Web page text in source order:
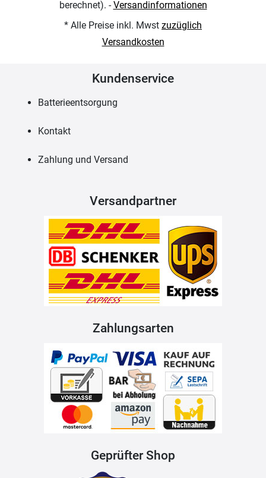
berechnet). -Versandinformationen
* Alle Preise inkl. Mwst zuzüglich
Versandkosten
Kundenservice
Batterieentsorgung
Kontakt
Zahlung und Versand
Versandpartner
Zahlungsarten
Geprüfter Shop